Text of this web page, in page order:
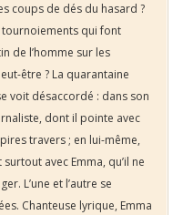
coups de dés du hasard ?
qui font
de l’homme sur les
être ? La quarantaine
voit désaccordé : dans son
dont il pointe avec
travers ; en lui-même,
avec Emma, qu’il ne
L’une et l’autre se
Chanteuse lyrique, Emma